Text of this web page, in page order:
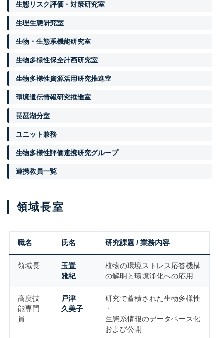
生態リスク評価・対策研究室
生理生態研究室
生物・生態系機能研究室
生物多様性保全計画研究室
生物多様性資源活用研究推進室
環境遺伝情報研究推進室
琵琶湖分室
ユニット兼務
生物多様性評価連携研究グループ
連携教員一覧
領域長室
職名 氏名 研究課題 / 業務内容
領域長
玉置
雅紀
植物の環境ストレス応答機構
の解明と環境浄化への応用
高度技
能専門
員
戸津
久美子
研究で蓄積された生物多様性
・
生態系情報のデータベース化
および公開